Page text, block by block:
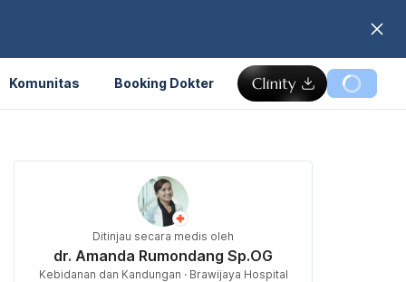
Komunitas Booking Dokter
Ditinjau secara medis oleh
dr. Amanda Rumondang Sp.OG
Kebidanan dan Kandungan · Brawijaya Hospital